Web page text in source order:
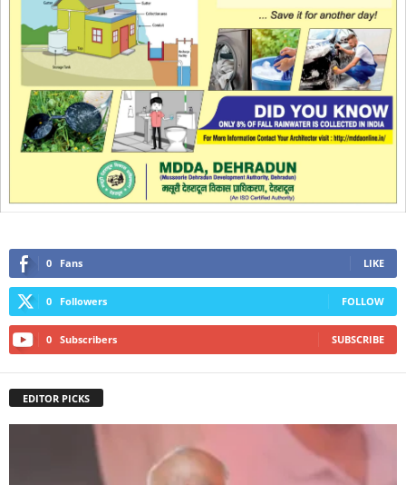
0 Fans LIKE
0 Followers FOLLOW
0 Subscribers SUBSCRIBE
EDITOR PICKS